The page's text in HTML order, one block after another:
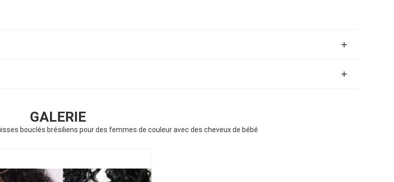
GALERIE
bouclés brésiliens pour des femmes de couleur avec des cheveux de bébé